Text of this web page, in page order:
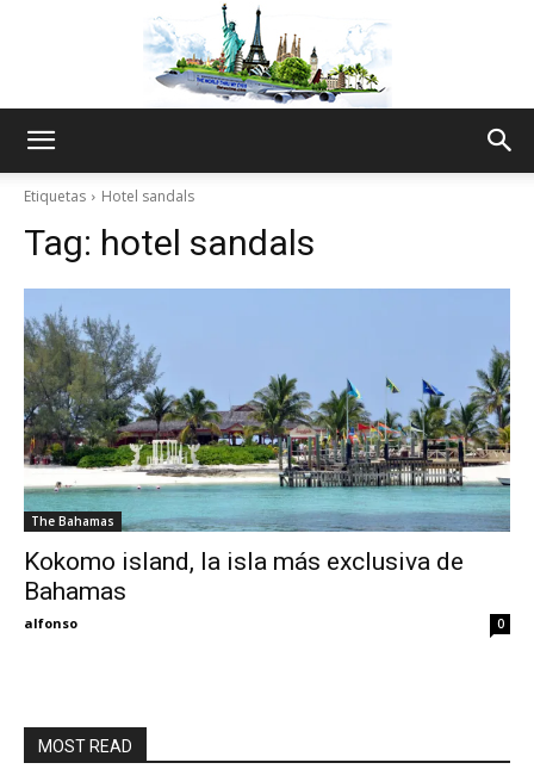
Thru
My
Etiquetas Hotel sandals
Tag: hotel sandals
The Bahamas
Kokomo island, la isla más exclusiva de
Bahamas
alfonso 0
MOST READ